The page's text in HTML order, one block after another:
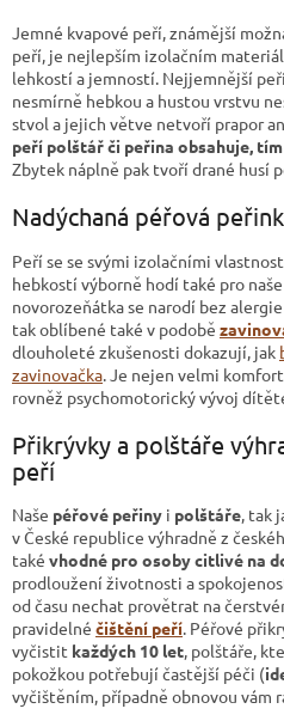
Jemné kvapové peří, známější
peří, je nejlepším izolačním
lehkostí a jemností. Nejjemnější
nesmírně hebkou a hustou vrstvu
stvol a jejich větve netvoří prapor
peří polštář či peřina obsahuje,
Zbytek náplně pak tvoří drané husí
Nadýchaná péřová
Peří se se svými izolačními
hebkostí výborně hodí také pro
novorozeňátka se narodí bez
tak oblíbené také v podobě
dlouholeté zkušenosti dokazují, jak
zavinovačka. Je nejen velmi
rovněž psychomotorický vývoj
Přikrývky a polštáře
peří
Naše péřové peřiny i polštáře, tak
v České republice výhradně z
také vhodné pro osoby citlivé na
prodloužení životnosti a
od času nechat provětrat na
pravidelné čištění peří. Péřové
vyčistit každých 10 let, polštáře,
pokožkou potřebují častější péči (
vyčištěním, případně obnovou vám